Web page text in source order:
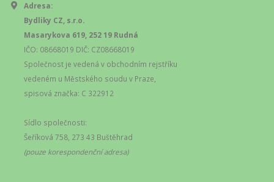
Adresa:
Bydliky CZ, s.r.o.
Masarykova 619, 252 19 Rudná
IČO: 08668019 DIČ: CZ08668019
Společnost je vedená v obchodním rejstříku
vedeném u Městského soudu v Praze,
spisová značka: C 322912
Sídlo společnosti:
Šeříková 758, 273 43 Buštěhrad
(pouze korespondenční adresa)